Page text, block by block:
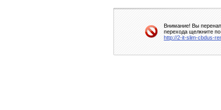
Внимание! Вы
перехода щелкните
http://2-it-slim-cbdus-